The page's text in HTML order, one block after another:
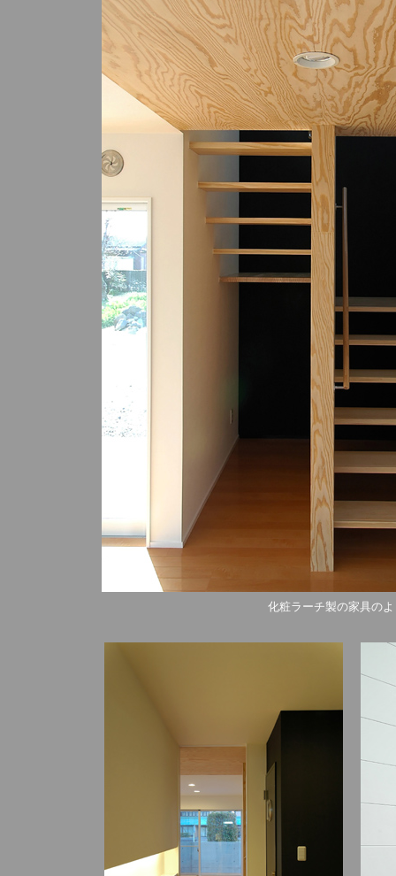
化粧ラーチ製の家具の